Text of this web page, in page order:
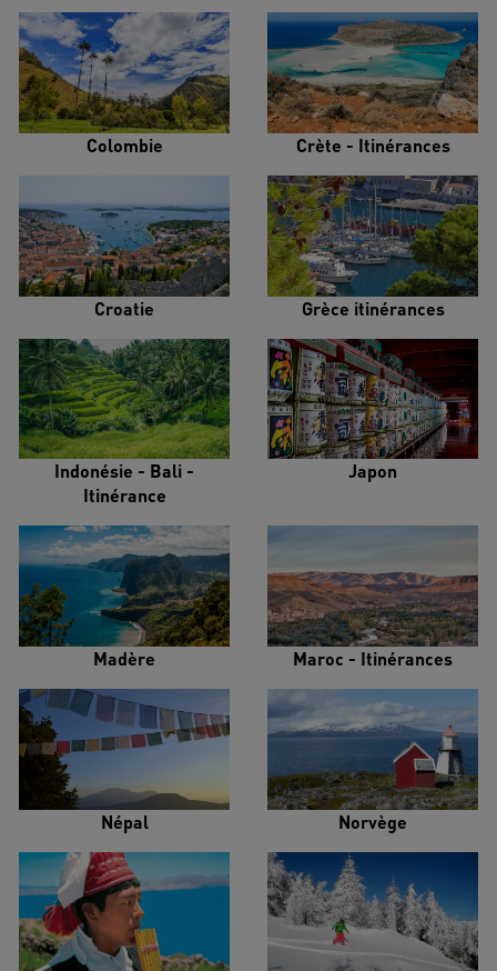
Colombie Crète - Itinérances
Croatie Grèce itinérances
Indonésie - Bali -
Itinérance
Japon
Madère Maroc - Itinérances
Népal Norvège